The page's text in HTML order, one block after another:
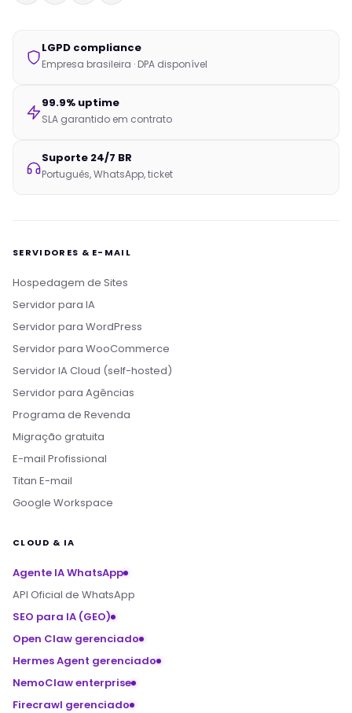
LGPD compliance
Empresa brasileira · DPA disponível
99.9% uptime
SLA garantido em contrato
Suporte 24/7 BR
Português, WhatsApp, ticket
SERVIDORES & E-MAIL
Hospedagem de Sites
Servidor para IA
Servidor para WordPress
Servidor para WooCommerce
Servidor IA Cloud (self-hosted)
Servidor para Agências
Programa de Revenda
Migração gratuita
E-mail Profissional
Titan E-mail
Google Workspace
CLOUD & IA
Agente IA WhatsApp
API Oficial de WhatsApp
SEO para IA (GEO)
Open Claw gerenciado
Hermes Agent gerenciado
NemoClaw enterprise
Firecrawl gerenciado